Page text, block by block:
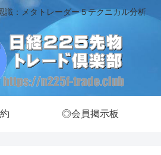
識：メタトレーダー５テクニカル分析
◎会員掲示板